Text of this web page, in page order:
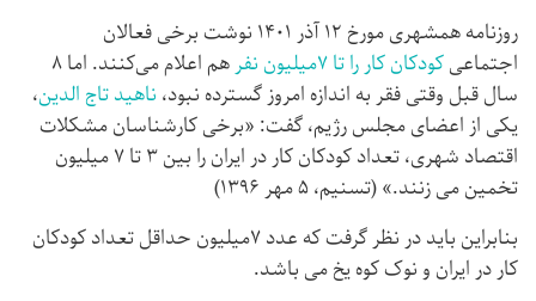
روزنامه همشهری مورخ ۱۲ آذر ۱۴۰۱ نوشت برخی فعالان
اجتماعیکودکان کار را تا ۷میلیون نفر
هم اعلام می‌کنند. اما ۸
سال قبل وقتی فقر به اندازه امروز گسترده نبود، ناهید تاج الدین،
یکی از اعضای مجلس رژیم، گفت: «برخی کارشناسان مشکلات
اقتصاد شهری، تعداد کودکان کار در ایران را بین ۳ تا ۷ میلیون
تخمین می زنند.» (تسنیم، ۵ مهر ۱۳۹۶)
بنابراین باید در نظر گرفت که عدد ۷میلیون حداقل تعداد کودکان
کار در ایران و نوک کوه یخ می باشد.